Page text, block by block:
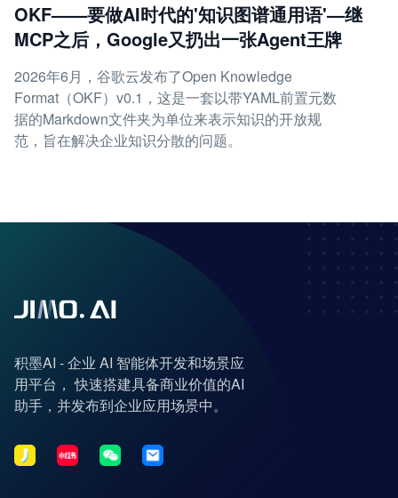
OKF——要做AI时代的'知识图谱通用语'—继
MCP之后，Google又扔出一张Agent王牌
2026年6月，谷歌云发布了Open Knowledge
Format（OKF）v0.1，这是一套以带YAML前置元数
据的Markdown文件夹为单位来表示知识的开放规
范，旨在解决企业知识分散的问题。
积墨AI - 企业 AI 智能体开发和场景应
用平台， 快速搭建具备商业价值的AI
助手，并发布到企业应用场景中。